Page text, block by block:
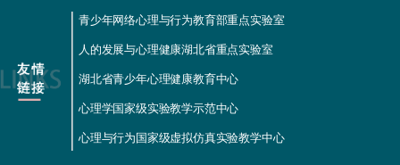
青少年网络心理与行为教育部重点实验室
人的发展与心理健康湖北省重点实验室
湖北省青少年心理健康教育中心
心理学国家级实验教学示范中心
心理与行为国家级虚拟仿真实验教学中心